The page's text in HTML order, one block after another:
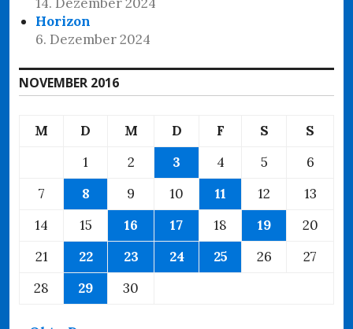
Horizon
6. Dezember 2024
NOVEMBER 2016
M D M D F S
S
1
2 3 4 5
6
7
8 9 10 11 12
13
14
15 16 17 18 19
20
21
22 23 24 25 26
27
28
29 30